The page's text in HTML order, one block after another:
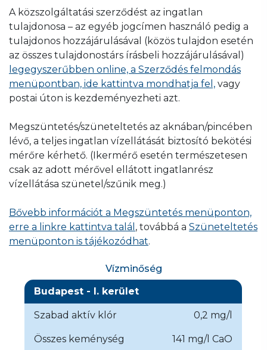
Az online felületen, a beadás során is
elkészíthetia vázlatrajzot, vagy a Felhasználói
nyilatkozat és Vázlatrajz lakás-mellékvízmérő
beszereléséről nyomtatványon is
benyújthatja.
A vázlatrajz elkészítéséhez segédletet,
BEKÜLDÖM ONLINE
benyújtani, akkora fenti nyomtatványt
ügyfélszolgálati elérhetőségeink egyikén
(ezekről erről a linkről tájékozódhat)
de
eljuttathatja társaságunknak egyéb
ügyfélszolgálati
elérhetőségeinken (melyekről erre a linkre
kattintva tájékozódhat) keresztül is
A közszolgáltatási szerződést az ingatlan
tulajdonosa – az egyéb jogcímen használó pedig a
tulajdonos hozzájárulásával (közös tulajdon esetén
az összes tulajdonostárs írásbeli hozzájárulásával)
legegyszerűbben online, a Szerződés felmondás
menüpontban, ide kattintva mondhatja fel, vagy
postai úton is kezdeményezheti azt.
Megszüntetés/szüneteltetés az aknában/pincében
lévő, a teljes ingatlan vízellátását biztosító bekötési
mérőre kérhető. (Ikermérő esetén természetesen
csak az adott mérővel ellátott ingatlanrész
vízellátása szünetel/szűnik meg.)
Bővebb információt a Megszüntetés menüponton,
erre a linkre kattintva talál , továbbá a Szüneteltetés
menüponton is tájékozódhat.
Vízminőség
Budapest - I. kerület
Szabad aktív klór 0,2 mg/l
Összes keménység 141 mg/l CaO